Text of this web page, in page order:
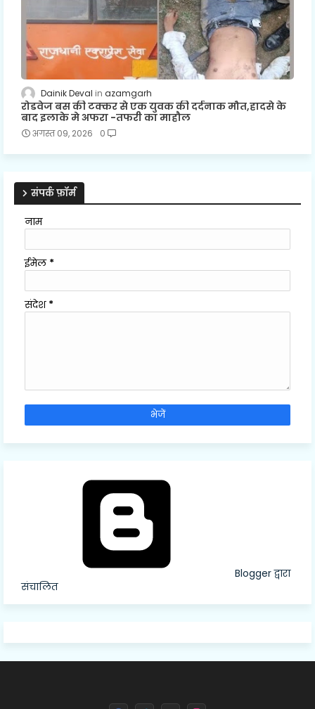
Dainik Deval azamgarh
रोडवेज बस की टक्कर से एक युवक की दर्दनाक मौत,हादसे के
बाद इलाके मे अफरा -तफरी का माहौल
अगस्त 09, 2026 0
संपर्क फ़ॉर्म
नाम
ईमेल *
संदेश *
Blogger द्वारा
संचालित